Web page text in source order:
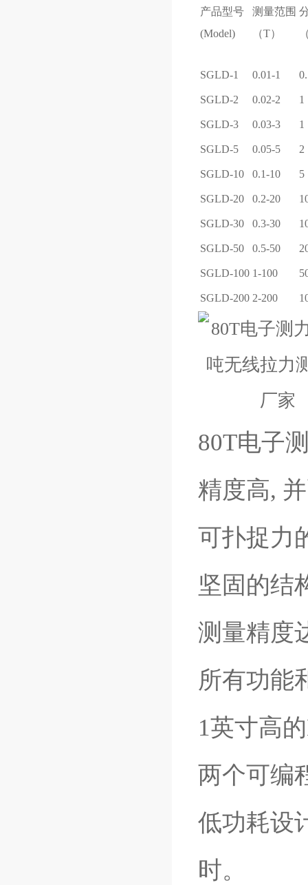
产品型号
(Model)
测量范围
（T）
SGLD-1 0.01-1
SGLD-2 0.02-2 1
SGLD-3 0.03-3 1
SGLD-5 0.05-5 2
SGLD-10 0.1-10 5
SGLD-20 0.2-20
SGLD-30 0.3-30
SGLD-50 0.5-50
SGLD-100 1-100
SGLD-200 2-200
80T电子
精度高,
可扑捉力
坚固的结
测量精度
所有功能
1英寸高
两个可编
低功耗设
时。